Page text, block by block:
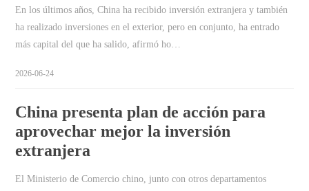
En los últimos años, China ha recibido inversión extranjera y también
ha realizado inversiones en el exterior, pero en conjunto, ha entrado
más capital del que ha salido, afirmó ho…
2026-06-24
China presenta plan de acción para
aprovechar mejor la inversión
extranjera
El Ministerio de Comercio chino, junto con otros departamentos